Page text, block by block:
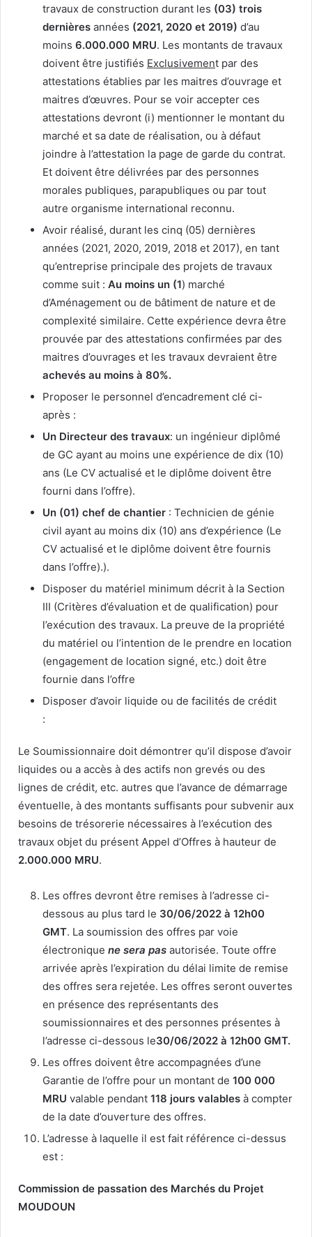
travaux de construction durant les (03) trois
dernières années (2021, 2020 et 2019) d’au
moins 6.000.000 MRU. Les montants de travaux
doivent être justifiés Exclusivement par des
attestations établies par les maitres d’ouvrage et
maitres d’œuvres. Pour se voir accepter ces
attestations devront (i) mentionner le montant du
marché et sa date de réalisation, ou à défaut
joindre à l’attestation la page de garde du contrat.
Et doivent être délivrées par des personnes
morales publiques, parapubliques ou par tout
autre organisme international reconnu.
Avoir réalisé, durant les cinq (05) dernières
années (2021, 2020, 2019, 2018 et 2017), en tant
qu’entreprise principale des projets de travaux
comme suit : Au moins un (1) marché
d’Aménagement ou de bâtiment de nature et de
complexité similaire. Cette expérience devra être
prouvée par des attestations confirmées par des
maitres d’ouvrages et les travaux devraient être
achevés au moins à 80%.
Proposer le personnel d’encadrement clé ci-
après :
Un Directeur des travaux: un ingénieur diplômé
de GC ayant au moins une expérience de dix (10)
ans (Le CV actualisé et le diplôme doivent être
fourni dans l’offre).
Un (01) chef de chantier : Technicien de génie
civil ayant au moins dix (10) ans d’expérience (Le
CV actualisé et le diplôme doivent être fournis
dans l’offre).).
Disposer du matériel minimum décrit à la Section
III (Critères d’évaluation et de qualification) pour
l’exécution des travaux. La preuve de la propriété
du matériel ou l’intention de le prendre en location
(engagement de location signé, etc.) doit être
fournie dans l’offre
Disposer d’avoir liquide ou de facilités de crédit
:
Le Soumissionnaire doit démontrer qu’il dispose d’avoir
liquides ou a accès à des actifs non grevés ou des
lignes de crédit, etc. autres que l’avance de démarrage
éventuelle, à des montants suffisants pour subvenir aux
besoins de trésorerie nécessaires à l’exécution des
travaux objet du présent Appel d’Offres à hauteur de
2.000.000 MRU.
Les offres devront être remises à l’adresse ci-
dessous au plus tard le 30/06/2022 à 12h00
GMT. La soumission des offres par voie
électronique ne sera pas autorisée. Toute offre
arrivée après l’expiration du délai limite de remise
des offres sera rejetée. Les offres seront ouvertes
en présence des représentants des
soumissionnaires et des personnes présentes à
l’adresse ci-dessous le30/06/2022 à 12h00 GMT.
Les offres doivent être accompagnées d’une
Garantie de l’offre pour un montant de 100 000
MRU valable pendant 118 jours valables à compter
de la date d’ouverture des offres.
L’adresse à laquelle il est fait référence ci-dessus
est :
Commission de passation des Marchés du Projet
MOUDOUN